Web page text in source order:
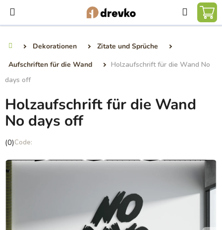
Inhalt
springen
Suchen
Dekorationen
Zitate und Sprüche
Aufschriften für die Wand
Holzaufschrift für die Wand No
days off
Holzaufschrift für die Wand
No days off
Die
Produktbewertung
ist
0,0
von
Sternen.
(0)